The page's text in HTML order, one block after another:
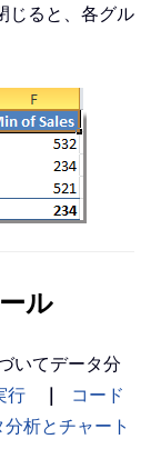
じると、各グル
ル
いてデータ分
行 ｜
コード
分析とチャート